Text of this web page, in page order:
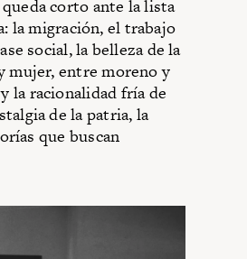
corto ante la lista
la migración, el trabajo
social, la belleza de la
mujer, entre moreno y
la racionalidad fría de
de la patria, la
que buscan